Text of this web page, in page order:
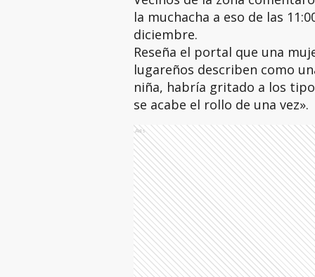
la muchacha a eso de las
diciembre.
Reseña el portal que una
lugareños describen como
niña, habría gritado a los
se acabe el rollo de una vez».
Ads